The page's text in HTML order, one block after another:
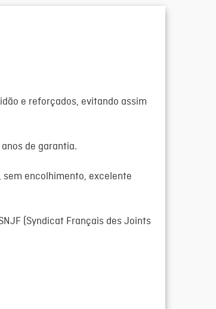
e reforçados, evitando assim
de garantia.
encolhimento, excelente
(Syndicat Français des Joints